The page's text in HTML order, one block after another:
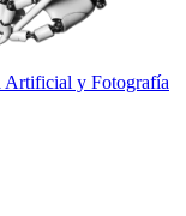
Artificial y Fotografía